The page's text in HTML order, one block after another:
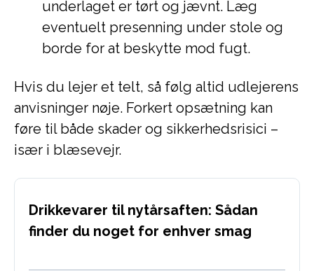
underlaget er tørt og jævnt. Læg
eventuelt presenning under stole og
borde for at beskytte mod fugt.
Hvis du lejer et telt, så følg altid udlejerens
anvisninger nøje. Forkert opsætning kan
føre til både skader og sikkerhedsrisici –
især i blæsevejr.
Drikkevarer til nytårsaften: Sådan
finder du noget for enhver smag